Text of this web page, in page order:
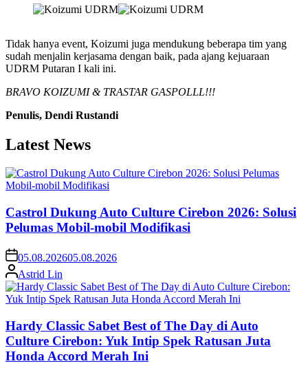
Tidak hanya event, Koizumi juga mendukung beberapa tim yang
sudah menjalin kerjasama dengan baik, pada ajang kejuaraan
UDRM Putaran I kali ini.
BRAVO KOIZUMI & TRASTAR GASPOLLL!!!
Penulis, Dendi Rustandi
Latest News
Castrol Dukung Auto Culture Cirebon 2026: Solusi
Pelumas Mobil-mobil Modifikasi
05.08.202605.08.2026
Astrid Lin
Hardy Classic Sabet Best of The Day di Auto
Culture Cirebon: Yuk Intip Spek Ratusan Juta
Honda Accord Merah Ini